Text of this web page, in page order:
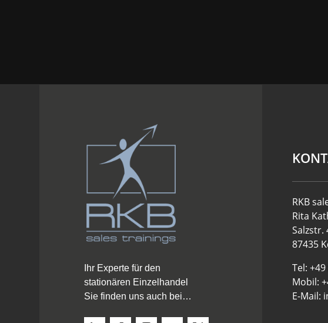
Ihr Experte für den
stationären Einzelhandel
Sie finden uns auch bei…
RKB
Rita
Salzstr.
87435
Tel:
Mobil:
E-Mail: